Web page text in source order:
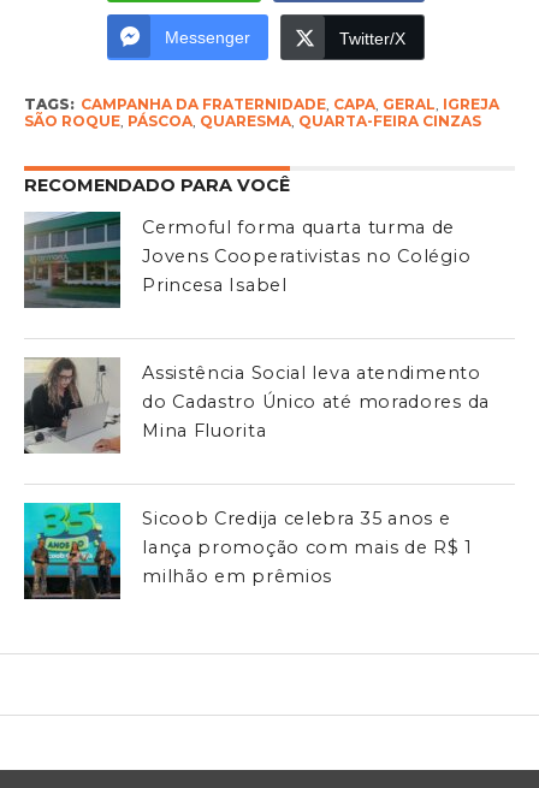
Messenger Twitter/X
TAGS: CAMPANHA DA FRATERNIDADE, CAPA, GERAL, IGREJA
SÃO ROQUE, PÁSCOA, QUARESMA, QUARTA-FEIRA CINZAS
RECOMENDADO PARA VOCÊ
Cermoful forma quarta turma de
Jovens Cooperativistas no Colégio
Princesa Isabel
Assistência Social leva atendimento
do Cadastro Único até moradores da
Mina Fluorita
Sicoob Credija celebra 35 anos e
lança promoção com mais de R$ 1
milhão em prêmios